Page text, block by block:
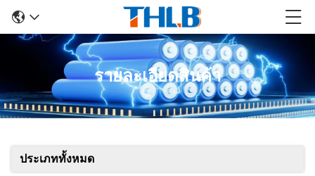
รายละเอียดสินค้า
ประเภททั้งหมด